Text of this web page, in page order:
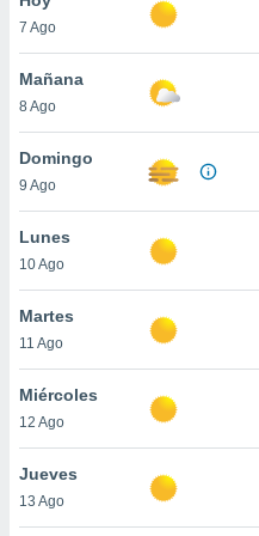
en
más
nuestra
de
cookies
aceptar
7 Ago
Mañana
8 Ago
Domingo
9 Ago
Lunes
10 Ago
Martes
11 Ago
Miércoles
12 Ago
Jueves
13 Ago